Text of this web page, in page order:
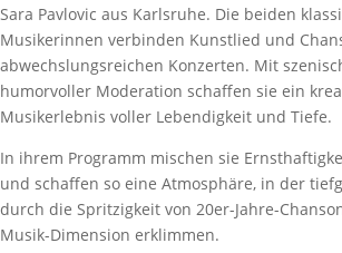
Sara Pavlovic aus Karlsruhe. Die beiden
Musikerinnen verbinden Kunstlied und
abwechslungsreichen Konzerten. Mit
humorvoller Moderation schaffen sie ein
Musikerlebnis voller Lebendigkeit und Tiefe.
In ihrem Programm mischen sie
und schaffen so eine Atmosphäre, in der
durch die Spritzigkeit von 20er-Jahre-
Musik-Dimension erklimmen.